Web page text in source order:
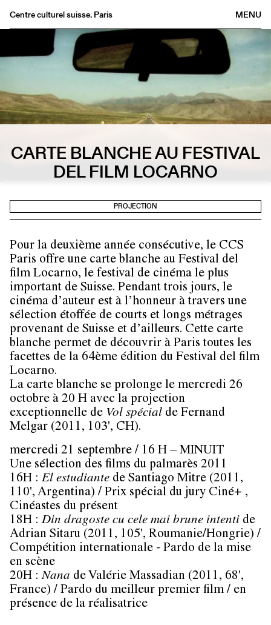
MENU
Centre culturel suisse. Paris
Bookshop
Archives
Medias
About
CARTE BLANCHE AU FESTIVAL
DEL FILM LOCARNO
PROJECTION
Pour la deuxième année consécutive, le CCS
Paris offre une carte blanche au Festival del
film Locarno, le festival de cinéma le plus
important de Suisse. Pendant trois jours, le
cinéma d’auteur est à l’honneur à travers une
sélection étoffée de courts et longs métrages
provenant de Suisse et d’ailleurs. Cette carte
blanche permet de découvrir à Paris toutes les
facettes de la 64ème édition du Festival del film
Locarno.
La carte blanche se prolonge le mercredi 26
octobre à 20 H avec la projection
exceptionnelle de Vol spécial de Fernand
Melgar (2011, 103', CH).
mercredi 21 septembre / 16 H – MINUIT
Une sélection des films du palmarès 2011
16H : El estudiante de Santiago Mitre (2011,
110', Argentina) / Prix spécial du jury Ciné+ ,
Cinéastes du présent
18H : Din dragoste cu cele mai brune intenti de
Adrian Sitaru (2011, 105', Roumanie/Hongrie) /
Compétition internationale - Pardo de la mise
en scène
20H :Nana de Valérie Massadian (2011, 68',
France) / Pardo du meilleur premier film / en
présence de la réalisatrice